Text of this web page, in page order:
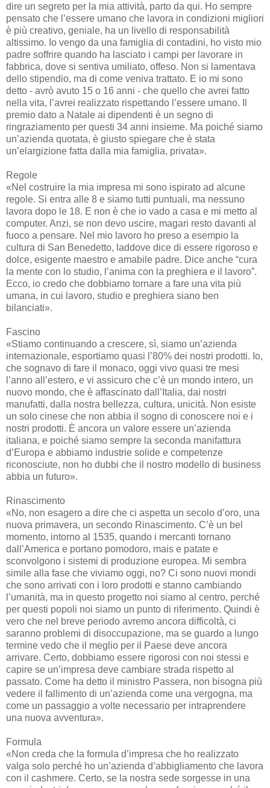
dire un segreto per la mia attività, parto da qui. Ho sempre
pensato che l’essere umano che lavora in condizioni migliori
è più creativo, geniale, ha un livello di responsabilità
altissimo. Io vengo da una famiglia di contadini, ho visto mio
padre soffrire quando ha lasciato i campi per lavorare in
fabbrica, dove si sentiva umiliato, offeso. Non si lamentava
dello stipendio, ma di come veniva trattato. E io mi sono
detto - avrò avuto 15 o 16 anni - che quello che avrei fatto
nella vita, l’avrei realizzato rispettando l’essere umano. Il
premio dato a Natale ai dipendenti è un segno di
ringraziamento per questi 34 anni insieme. Ma poiché siamo
un’azienda quotata, è giusto spiegare che è stata
un’elargizione fatta dalla mia famiglia, privata».
Regole
«Nel costruire la mia impresa mi sono ispirato ad alcune
regole. Si entra alle 8 e siamo tutti puntuali, ma nessuno
lavora dopo le 18. E non è che io vado a casa e mi metto al
computer. Anzi, se non devo uscire, magari resto davanti al
fuoco a pensare. Nel mio lavoro ho preso a esempio la
cultura di San Benedetto, laddove dice di essere rigoroso e
dolce, esigente maestro e amabile padre. Dice anche “cura
la mente con lo studio, l’anima con la preghiera e il lavoro”.
Ecco, io credo che dobbiamo tornare a fare una vita più
umana, in cui lavoro, studio e preghiera siano ben
bilanciati».
Fascino
«Stiamo continuando a crescere, sì, siamo un’azienda
internazionale, esportiamo quasi l’80% dei nostri prodotti. Io,
che sognavo di fare il monaco, oggi vivo quasi tre mesi
l’anno all’estero, e vi assicuro che c’è un mondo intero, un
nuovo mondo, che è affascinato dall’Italia, dai nostri
manufatti, dalla nostra bellezza, cultura, unicità. Non esiste
un solo cinese che non abbia il sogno di conoscere noi e i
nostri prodotti. È ancora un valore essere un’azienda
italiana, e poiché siamo sempre la seconda manifattura
d’Europa e abbiamo industrie solide e competenze
riconosciute, non ho dubbi che il nostro modello di business
abbia un futuro».
Rinascimento
«No, non esagero a dire che ci aspetta un secolo d’oro, una
nuova primavera, un secondo Rinascimento. C’è un bel
momento, intorno al 1535, quando i mercanti tornano
dall’America e portano pomodoro, mais e patate e
sconvolgono i sistemi di produzione europea. Mi sembra
simile alla fase che viviamo oggi, no? Ci sono nuovi mondi
che sono arrivati con i loro prodotti e stanno cambiando
l’umanità, ma in questo progetto noi siamo al centro, perché
per questi popoli noi siamo un punto di riferimento. Quindi è
vero che nel breve periodo avremo ancora difficoltà, ci
saranno problemi di disoccupazione, ma se guardo a lungo
termine vedo che il meglio per il Paese deve ancora
arrivare. Certo, dobbiamo essere rigorosi con noi stessi e
capire se un’impresa deve cambiare strada rispetto al
passato. Come ha detto il ministro Passera, non bisogna più
vedere il fallimento di un’azienda come una vergogna, ma
come un passaggio a volte necessario per intraprendere
una nuova avventura».
Formula
«Non creda che la formula d’impresa che ho realizzato
valga solo perché ho un’azienda d’abbigliamento che lavora
con il cashmere. Certo, se la nostra sede sorgesse in una